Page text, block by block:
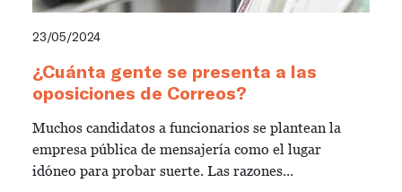
23/05/2024
¿Cuánta gente se presenta a las
oposiciones de Correos?
Muchos candidatos a funcionarios se plantean la
empresa pública de mensajería como el lugar
idóneo para probar suerte. Las razones...